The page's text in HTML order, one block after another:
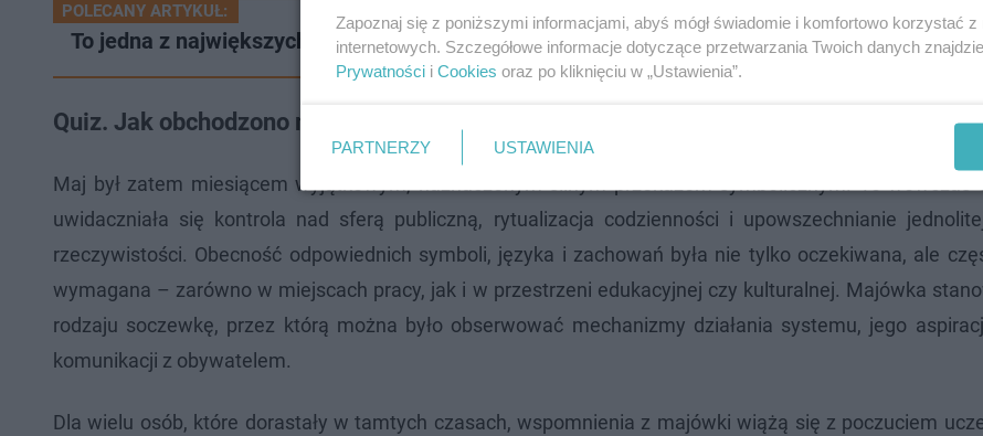
POLECANY ARTYKUŁ:
To jedna z największych atrakcji w Bieszczadach. Będzie dostępna w majówkę!
Quiz. Jak obchodzono majówkę w okresie PRL?
Maj był zatem miesiącem wyjątkowym, naznaczonym silnym przekazem symbolicznym. To wówczas
uwidaczniała się kontrola nad sferą publiczną, rytualizacja codzienności i upowszechnianie
rzeczywistości. Obecność odpowiednich symboli, języka i zachowań była nie tylko oczekiwana, ale
wymagana – zarówno w miejscach pracy, jak i w przestrzeni edukacyjnej czy kulturalnej. Majówka
rodzaju soczewkę, przez którą można było obserwować mechanizmy działania systemu, jego
komunikacji z obywatelem.
Dla wielu osób, które dorastały w tamtych czasach, wspomnienia z majówki wiążą się z poczuciem
Zapoznaj się z poniższymi informacjami, abyś mógł świadomie i komfortowo korzystać
internetowych. Szczegółowe informacje dotyczące przetwarzania Twoich danych
Prywatności i Cookies oraz po kliknięciu w „Ustawienia”.
PARTNERZY USTAWIENIA